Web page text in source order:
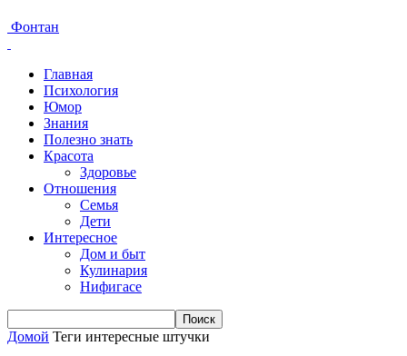
Фонтан
Главная
Психология
Юмор
Знания
Полезно знать
Красота
Здоровье
Отношения
Семья
Дети
Интересное
Дом и быт
Кулинария
Нифигасе
Домой Теги интересные штучки